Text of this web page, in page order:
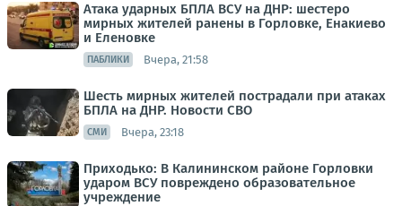
Атака ударных БПЛА ВСУ на ДНР: шестеро
мирных жителей ранены в Горловке, Енакиево
и Еленовке
ПАБЛИКИ Вчера, 21:58
Шесть мирных жителей пострадали при атаках
БПЛА на ДНР. Новости СВО
СМИ Вчера, 23:18
Приходько: В Калининском районе Горловки
ударом ВСУ повреждено образовательное
учреждение